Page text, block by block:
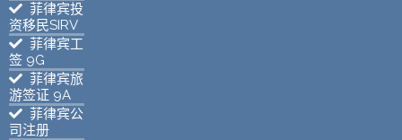
菲律宾投
资移民SIRV
菲律宾工
签 9G
菲律宾旅
游签证 9A
菲律宾公
司注册